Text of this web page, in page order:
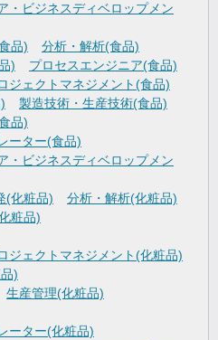
・ビジネスディベロップメン
品)
分析・解析(食品)
)
プロセスエンジニア(食品)
ジェクトマネジメント(食品)
製造技術・生産技術(食品)
品)
ーター(食品)
・ビジネスディベロップメン
(化粧品)
分析・解析(化粧品)
粧品)
ジェクトマネジメント(化粧品)
)
生産管理(化粧品)
ーター(化粧品)